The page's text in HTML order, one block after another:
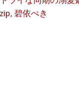
, 碧依ぺき